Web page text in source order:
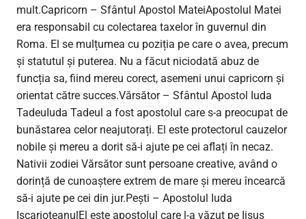
mult.Capricorn – Sfântul Apostol MateiApostolul Matei
era responsabil cu colectarea taxelor în guvernul din
Roma. El se mulțumea cu poziția pe care o avea, precum
și statutul și puterea. Nu a făcut niciodată abuz de
funcția sa, fiind mereu corect, asemeni unui capricorn și
orientat către succes.Vărsător – Sfântul Apostol Iuda
TadeuIuda Tadeul a fost apostolul care s-a preocupat de
bunăstarea celor neajutorați. El este protectorul cauzelor
nobile și mereu a dorit să-i ajute pe cei aflați în necaz.
Nativii zodiei Vărsător sunt persoane creative, având o
dorință de cunoaștere extrem de mare și mereu încearcă
să-i ajute pe cei din jur.Pești – Apostolul Iuda
IscarioteanulEl este apostolul care l-a văzut pe Iisus